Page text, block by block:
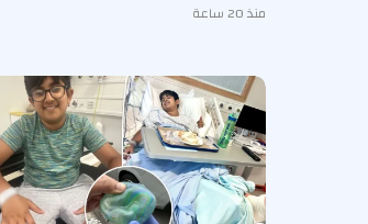
منذ 20 ساعة